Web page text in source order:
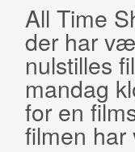
All Time
der har
nulstilles
mandag
for en
filmen